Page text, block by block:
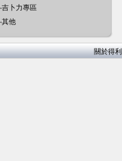
‧吉卜力專區
‧其他
關於得利